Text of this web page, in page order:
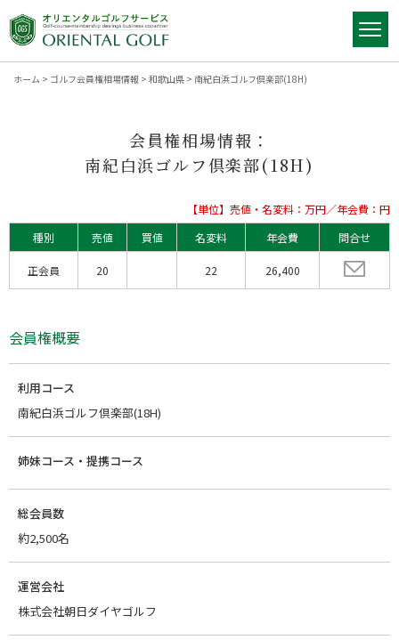
ホーム > ゴルフ会員権相場情報 > 和歌山県 > 南紀白浜ゴルフ倶楽部(18H)
会員権相場情報：
南紀白浜ゴルフ倶楽部(18H)
【単位】売値・名変料：万円／年会費：円
種別
売値 買値 名変料 年会費 問合せ
正会員 20 22 26,400
会員権概要
利用コース
南紀白浜ゴルフ倶楽部(18H)
姉妹コース・提携コース
総会員数
約2,500名
運営会社
株式会社朝日ダイヤゴルフ